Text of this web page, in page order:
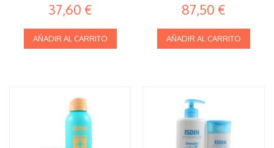
37,60 €
AÑADIR AL CARRITO
87,50 €
AÑADIR AL CARRITO